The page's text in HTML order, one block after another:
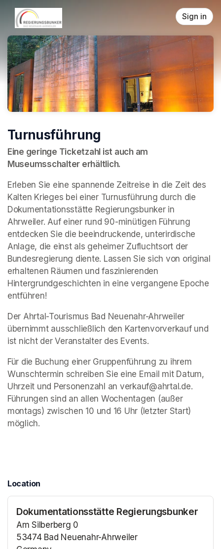
Skip header
Sign in
Turnusführung
Eine geringe Ticketzahl ist auch am
Museumsschalter erhältlich.
Erleben Sie eine spannende Zeitreise in die Zeit des
Kalten Krieges bei einer Turnusführung durch die
Dokumentationsstätte Regierungsbunker in
Ahrweiler. Auf einer rund 90-minütigen Führung
entdecken Sie die beeindruckende, unterirdische
Anlage, die einst als geheimer Zufluchtsort der
Bundesregierung diente. Lassen Sie sich von original
erhaltenen Räumen und faszinierenden
Hintergrundgeschichten in eine vergangene Epoche
entführen!
Der Ahrtal-Tourismus Bad Neuenahr-Ahrweiler
übernimmt ausschließlich den Kartenvorverkauf und
ist nicht der Veranstalter des Events.
Für die Buchung einer Gruppenführung zu ihrem
Wunschtermin schreiben Sie eine Email mit Datum,
Uhrzeit und Personenzahl an verkauf@ahrtal.de.
Führungen sind an allen Wochentagen (außer
montags) zwischen 10 und 16 Uhr (letzter Start)
möglich.
Location
Dokumentationsstätte Regierungsbunker
Am Silberberg 0
53474 Bad Neuenahr-Ahrweiler